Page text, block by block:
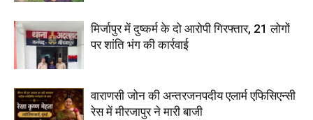
मिर्जापुर में दुष्कर्म के दो आरोपी गिरफ्तार, 21 लोगों
पर शांति भंग की कार्रवाई
वाराणसी जोन की अन्तरजनपदीय एलार्म एफिसिएन्सी
रेस में मीरजापुर ने मारी बाजी